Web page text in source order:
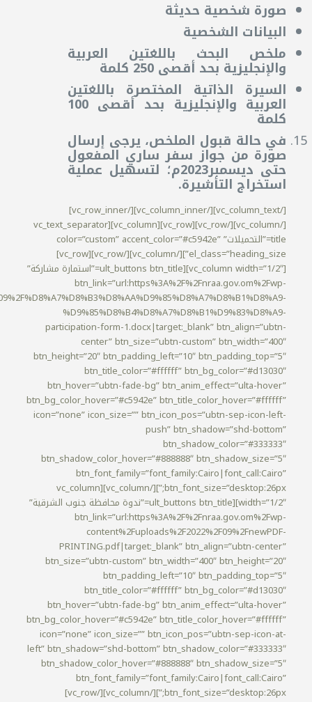
صورة شخصية حديثة
البيانات الشخصية
ملخص البحث باللغتين العربية
والإنجليزية بحد أقصى 250 كلمة
السيرة الذاتية المختصرة باللغتين
العربية والإنجليزية بحد أقصى 100
كلمة
في حالة قبول الملخص، يرجى إرسال
صورة من جواز سفر ساري المفعول
حتى ديسمبر2023م؛ لتسهيل عملية
استخراج التأشيرة.
[/vc_column_text][/vc_column_inner][/vc_row_inner]
[/vc_column][/vc_row][vc_row][vc_column][vc_text_separator
title=”التحميلات” color=”custom” accent_color=”#c5942e”
el_class=”heading_size”][/vc_column][/vc_row][vc_row]
[vc_column width=”1/2″][ult_buttons btn_title=”استمارة مشاركة”
btn_link=”url:https%3A%2F%2Fnraa.gov.om%2Fwp-
%D9%85%D8%B4%D8%A7%D8%B1%D9%83%D8%A9-
participation-form-1.docx|target:_blank” btn_align=”ubtn-
center” btn_size=”ubtn-custom” btn_width=”400″
btn_height=”20″ btn_padding_left=”10″ btn_padding_top=”5″
btn_title_color=”#ffffff” btn_bg_color=”#d13030″
btn_hover=”ubtn-fade-bg” btn_anim_effect=”ulta-hover”
btn_bg_color_hover=”#c5942e” btn_title_color_hover=”#ffffff”
icon=”none” icon_size=”” btn_icon_pos=”ubtn-sep-icon-left-
push” btn_shadow=”shd-bottom”
btn_shadow_color=”#333333″
btn_shadow_color_hover=”#888888″ btn_shadow_size=”5″
btn_font_family=”font_family:Cairo|font_call:Cairo”
btn_font_size=”desktop:26px;”][/vc_column][vc_column
width=”1/2″][ult_buttons btn_title=”ندوة محافظة جنوب الشرقية”
btn_link=”url:https%3A%2F%2Fnraa.gov.om%2Fwp-
content%2Fuploads%2F2022%2F09%2FnewPDF-
PRINTING.pdf|target:_blank” btn_align=”ubtn-center”
btn_size=”ubtn-custom” btn_width=”400″ btn_height=”20″
btn_padding_left=”10″ btn_padding_top=”5″
btn_title_color=”#ffffff” btn_bg_color=”#d13030″
btn_hover=”ubtn-fade-bg” btn_anim_effect=”ulta-hover”
btn_bg_color_hover=”#c5942e” btn_title_color_hover=”#ffffff”
icon=”none” icon_size=”” btn_icon_pos=”ubtn-sep-icon-at-
left” btn_shadow=”shd-bottom” btn_shadow_color=”#333333″
btn_shadow_color_hover=”#888888″ btn_shadow_size=”5″
btn_font_family=”font_family:Cairo|font_call:Cairo”
btn_font_size=”desktop:26px;”][/vc_column][/vc_row]